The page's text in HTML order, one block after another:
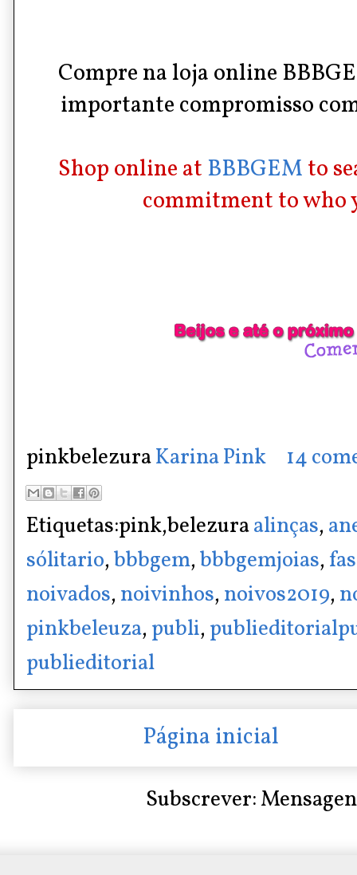
Compre na loja online
importante compromisso
Shop online atBBBGEMto
commitment to who
pinkbelezuraKarina Pink 14
Etiquetas:pink,belezuraalinças,
sólitario,bbbgem,bbbgemjoias,
noivados, noivinhos, noivos2019,
pinkbeleuza, publi,
publieditorial
Página inicial
Subscrever: